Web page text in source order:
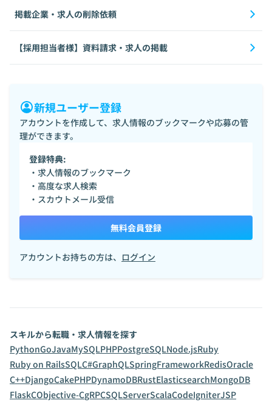
掲載企業・求人の削除依頼
【採用担当者様】資料請求・求人の掲載
新規ユーザー登録
アカウントを作成して、求人情報のブックマークや応募の管
理ができます。
登録特典:
・求人情報のブックマーク
・高度な求人検索
・スカウトメール受信
無料会員登録
アカウントお持ちの方は、 ログイン
スキルから転職・求人情報を探す
PythonGoJavaMySQLPHPPostgreSQLNode.jsRuby
Ruby on RailsSQLC#GraphQLSpringFrameworkRedisOracle
C++DjangoCakePHPDynamoDBRustElasticsearchMongoDB
FlaskCObjective-CgRPCSQLServerScalaCodeIgniterJSP